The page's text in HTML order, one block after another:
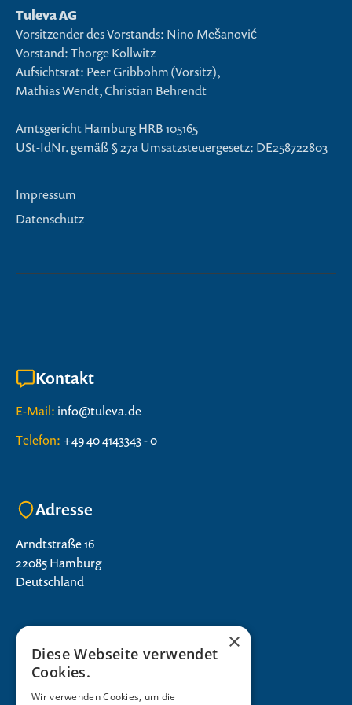
Tuleva AG
Vorsitzender des Vorstands: Nino Mešanović
Vorstand: Thorge Kollwitz
Aufsichtsrat: Peer Gribbohm (Vorsitz),
Mathias Wendt, Christian Behrendt
Amtsgericht Hamburg HRB 105165
USt-IdNr. gemäß § 27a Umsatzsteuergesetz: DE258722803
Impressum
Datenschutz
Kontakt
E-Mail: info@tuleva.de
Telefon: +49 40 4143343 - 0
Adresse
Arndtstraße 16
22085 Hamburg
Deutschland
×
Diese Webseite verwendet
Cookies.
Wir verwenden Cookies, um die